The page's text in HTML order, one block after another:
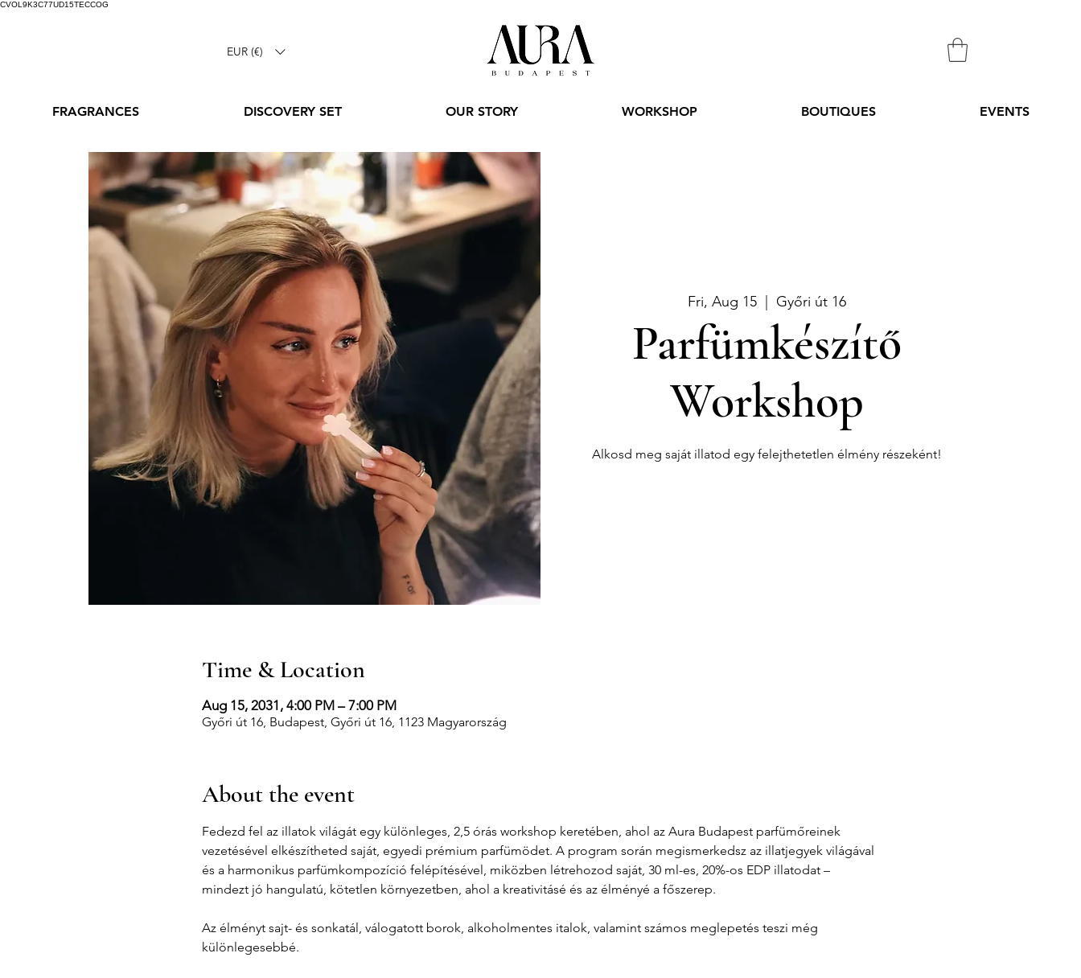
CVOL9K3C77UD15TECCOG
EUR (€)
FRAGRANCES DISCOVERY SET OUR STORY WORKSHOP BOUTIQUES EVENTS
Fri, Aug 15
  |
Győri út 16
Parfümkészítő
Workshop
Alkosd meg saját illatod egy felejthetetlen élmény részeként!
Time & Location
Aug 15, 2031, 4:00 PM – 7:00 PM
Győri út 16, Budapest, Győri út 16, 1123 Magyarország
About the event
Fedezd fel az illatok világát egy különleges, 2,5 órás workshop keretében, ahol az Aura Budapest parfümőreinek
vezetésével elkészítheted saját, egyedi prémium parfümödet. A program során megismerkedsz az illatjegyek világával
és a harmonikus parfümkompozíció felépítésével, miközben létrehozod saját, 30 ml-es, 20%-os EDP illatodat –
mindezt jó hangulatú, kötetlen környezetben, ahol a kreativitásé és az élményé a főszerep.
Az élményt sajt- és sonkatál, válogatott borok, alkoholmentes italok, valamint számos meglepetés teszi még
különlegesebbé.